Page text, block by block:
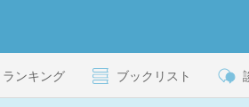
ランキング ブックリスト